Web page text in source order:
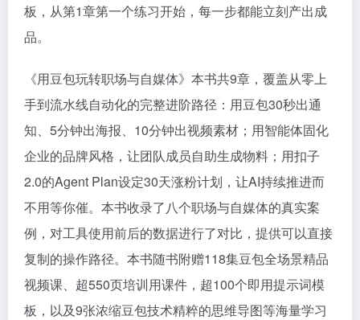
板，从第1章第一个练习开始，每一步都能立刻产出成
品。
《用豆包玩转职场与自媒体》本书共9章，覆盖从零上
手到流水线自动化的完整进阶路径：用豆包30秒出通
知、5分钟出海报、10分钟出视频素材；用智能体固化
企业的品牌风格，让团队成员自助生成物料；用扣子
2.0的Agent Plan设定30天涨粉计划，让AI持续推进而
不用等你催。本书收录了八个职场与自媒体的真实案
例，对工具使用前后的数据进行了对比，提供可以直接
复制的操作路径。本书随书附赠118集豆包全场景精品
视频课、超550页培训用课件，超100个即用提示词模
板，以及9张浓缩豆包技术精粹的思维导图等海量学习